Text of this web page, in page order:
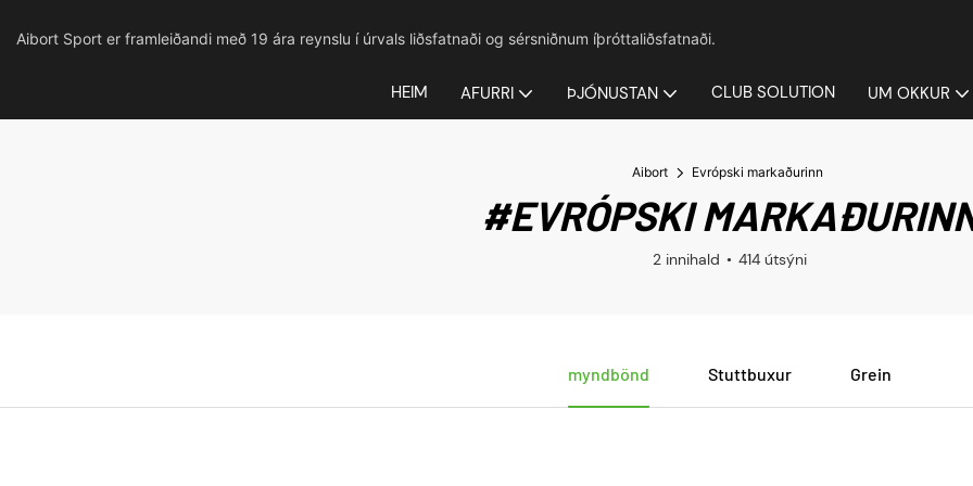
Aibort Sport er framleiðandi með 19 ára reynslu í úrvals liðsfatnaði og sérsniðnum íþróttaliðsfatnaði.
HEIM AFURRI ÞJÓNUSTAN CLUB SOLUTION UM OKKUR
Aibort Evrópski markaðurinn
#EVRÓPSKI
2 innihald 414 útsýni
myndbönd Stuttbuxur Grein